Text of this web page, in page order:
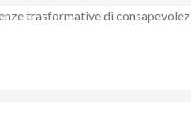
trasformative di